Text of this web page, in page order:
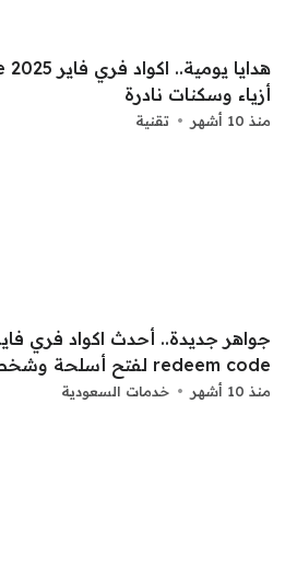
أزياء وسكنات نادرة
منذ 10 أشهر تقنية
redeem code لفتح أسلحة وشخصيات نادرة
منذ 10 أشهر خدمات السعودية